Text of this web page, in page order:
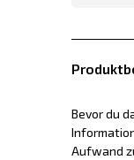
Bevor du
Aufwand